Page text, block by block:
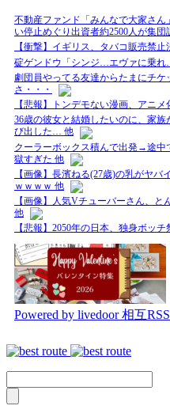
不動産ファンド「みんなで大家さ
い停止めぐり出資者約2500人が集団
【衝撃】イギリス、タバコ販売禁
碇ゲンドウ「シンジ…エヴァに乗れ
劇団員やってる友達からたまにチ
さ・・・
【悲報】トンデモない漫画、アニ
36歳の彼女と結婚したいのに、家
び出した… 他
クーラーボックス積んで出発→途中
獄すぎた 他
【画像】長濱ねる(27歳)の乳がヤ
ｗｗｗｗ 他
【画像】人気Vチューバーさん、
他
【悲報】2050年の日本、独身ボッ
Powered by livedoor 相互RSS